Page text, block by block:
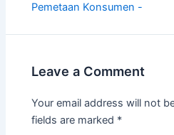
Pemetaan Konsumen -
Leave a Comment
Your email address will not
fields are marked *